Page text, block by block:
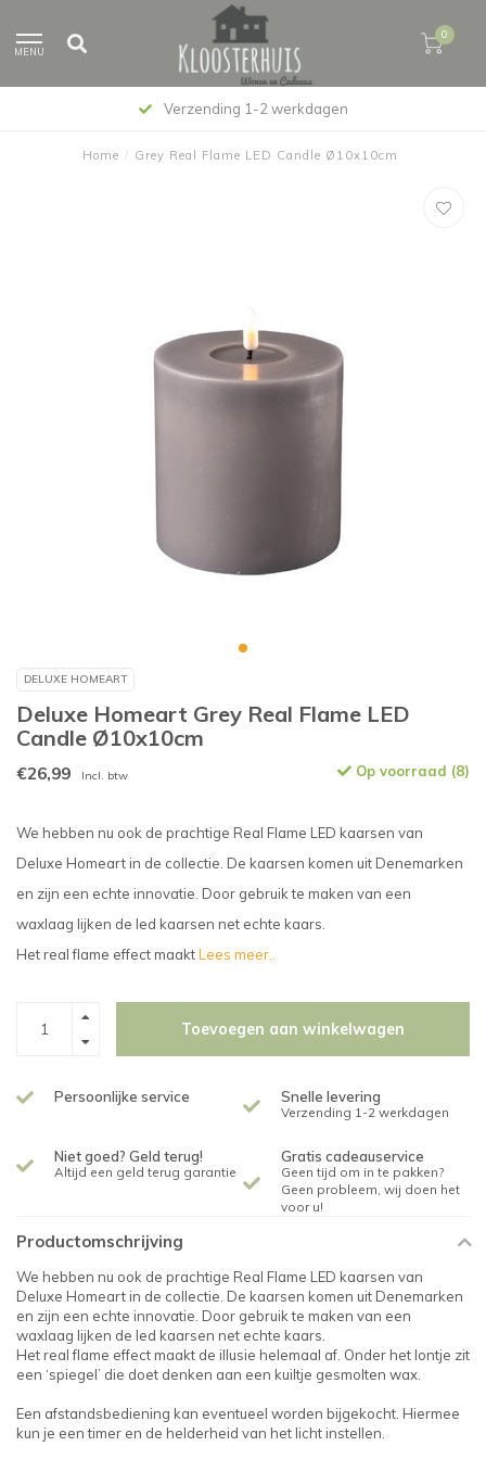
MENU
0
Verzending 1-2 werkdagen
Home / Grey Real Flame LED Candle Ø10x10cm
DELUXE HOMEART
Deluxe Homeart Grey Real Flame LED
Candle Ø10x10cm
€26,99 Incl. btw Op voorraad (8)
We hebben nu ook de prachtige Real Flame LED kaarsen van
Deluxe Homeart in de collectie. De kaarsen komen uit Denemarken
en zijn een echte innovatie. Door gebruik te maken van een
waxlaag lijken de led kaarsen net echte kaars.
Het real flame effect maaktLees meer..
Toevoegen aan winkelwagen
Persoonlijke service Snelle levering
Verzending 1-2 werkdagen
Niet goed? Geld terug!
Altijd een geld terug garantie
Gratis cadeauservice
Geen tijd om in te pakken?
Geen probleem, wij doen het
voor u!
Productomschrijving
We hebben nu ook de prachtige Real Flame LED kaarsen van
Deluxe Homeart in de collectie. De kaarsen komen uit Denemarken
en zijn een echte innovatie. Door gebruik te maken van een
waxlaag lijken de led kaarsen net echte kaars.
Het real flame effect maakt de illusie helemaal af. Onder het lontje zit
een ‘spiegel’ die doet denken aan een kuiltje gesmolten wax.
Een afstandsbediening kan eventueel worden bijgekocht. Hiermee
kun je een timer en de helderheid van het licht instellen.